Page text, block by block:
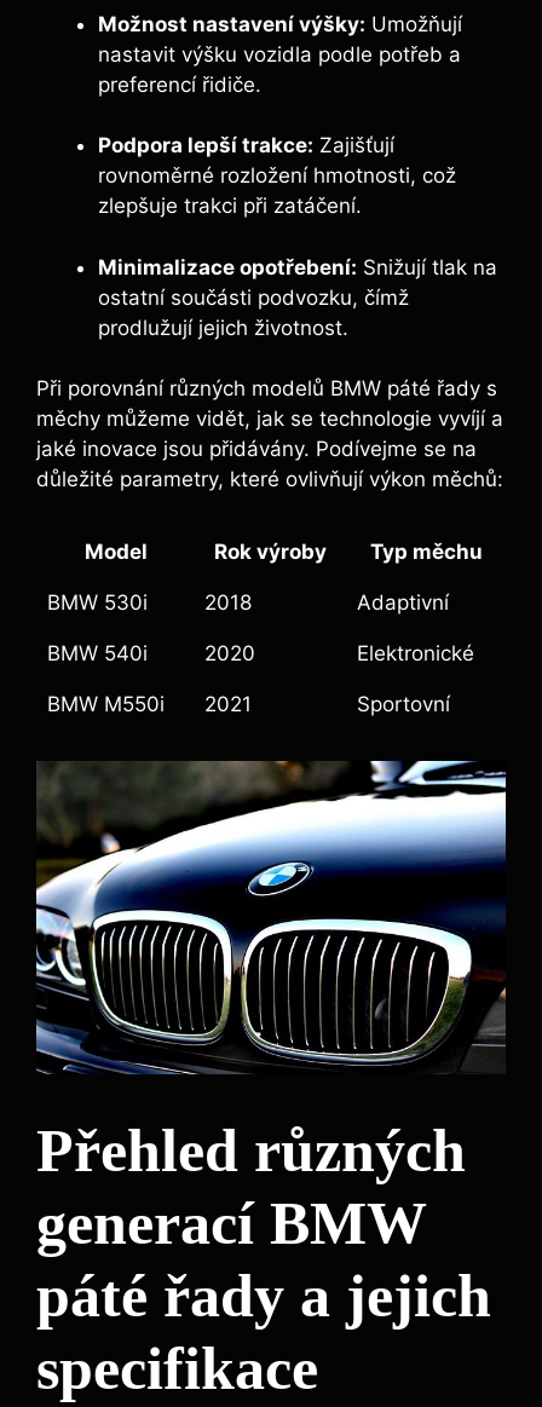
Možnost nastavení výšky: ‌Umožňují
nastavit výšku vozidla podle​ potřeb a
preferencí řidiče.
Podpora lepší trakce: Zajišťují
rovnoměrné rozložení hmotnosti, což
zlepšuje trakci při zatáčení.
Minimalizace opotřebení: Snižují tlak na
ostatní součásti podvozku, čímž
prodlužují jejich životnost.
Při porovnání‍ různých‌ modelů BMW páté řady s
měchy můžeme vidět, jak se technologie ⁤vyvíjí a
jaké inovace jsou přidávány. Podívejme se na
důležité ‌parametry, které ovlivňují výkon měchů:
Model Rok výroby Typ měchu
BMW 530i 2018 Adaptivní
BMW 540i 2020 Elektronické
BMW M550i 2021 Sportovní
Přehled různých
generací BMW
páté řady a jejich
specifikace